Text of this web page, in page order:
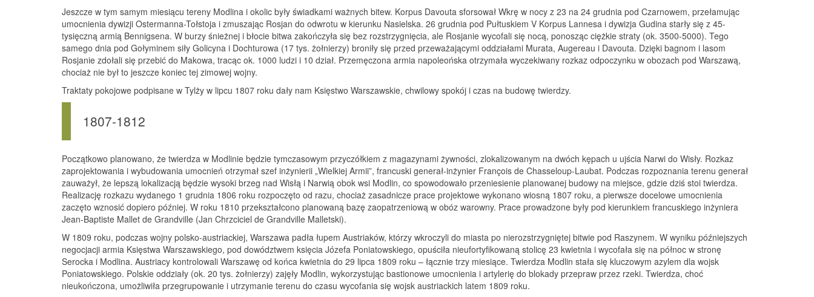
Jeszcze w tym samym miesiącu tereny Modlina i okolic były świadkami ważnych bitew. Korpus Davouta sforsował Wkrę w nocy z 23 na 24 grudnia pod Czarnowem, przełamując
umocnienia dywizji Ostermanna-Tołstoja i zmuszając Rosjan do odwrotu w kierunku Nasielska. 26 grudnia pod Pułtuskiem V Korpus Lannesa i dywizja Gudina starły się z 45-
tysięczną armią Bennigsena. W burzy śnieżnej i błocie bitwa zakończyła się bez rozstrzygnięcia, ale Rosjanie wycofali się nocą, ponosząc ciężkie straty (ok. 3500-5000). Tego
samego dnia pod Gołyminem siły Golicyna i Dochturowa (17 tys. żołnierzy) broniły się przed przeważającymi oddziałami Murata, Augereau i Davouta. Dzięki bagnom i lasom
Rosjanie zdołali się przebić do Makowa, tracąc ok. 1000 ludzi i 10 dział. Przemęczona armia napoleońska otrzymała wyczekiwany rozkaz odpoczynku w obozach pod Warszawą,
chociaż nie był to jeszcze koniec tej zimowej wojny.
Traktaty pokojowe podpisane w Tylży w lipcu 1807 roku dały nam Księstwo Warszawskie, chwilowy spokój i czas na budowę twierdzy.
1807-1812
Początkowo planowano, że twierdza w Modlinie będzie tymczasowym przyczółkiem z magazynami żywności, zlokalizowanym na dwóch kępach u ujścia Narwi do Wisły. Rozkaz
zaprojektowania i wybudowania umocnień otrzymał szef inżynierii „Wielkiej Armii”, francuski generał‑inżynier François de Chasseloup‑Laubat. Podczas rozpoznania terenu generał
zauważył, że lepszą lokalizacją będzie wysoki brzeg nad Wisłą i Narwią obok wsi Modlin, co spowodowało przeniesienie planowanej budowy na miejsce, gdzie dziś stoi twierdza.
Realizację rozkazu wydanego 1 grudnia 1806 roku rozpoczęto od razu, chociaż zasadnicze prace projektowe wykonano wiosną 1807 roku, a pierwsze docelowe umocnienia
zaczęto wznosić dopiero później. W roku 1810 przekształcono planowaną bazę zaopatrzeniową w obóz warowny. Prace prowadzone były pod kierunkiem francuskiego inżyniera
Jean-Baptiste Mallet de Grandville (Jan Chrzciciel de Grandville Malletski).
W 1809 roku, podczas wojny polsko-austriackiej, Warszawa padła łupem Austriaków, którzy wkroczyli do miasta po nierozstrzygniętej bitwie pod Raszynem. W wyniku późniejszych
negocjacji armia Księstwa Warszawskiego, pod dowództwem księcia Józefa Poniatowskiego, opuściła nieufortyfikowaną stolicę 23 kwietnia i wycofała się na północ w stronę
Serocka i Modlina. Austriacy kontrolowali Warszawę od końca kwietnia do 29 lipca 1809 roku – łącznie trzy miesiące. Twierdza Modlin stała się kluczowym azylem dla wojsk
Poniatowskiego. Polskie oddziały (ok. 20 tys. żołnierzy) zajęły Modlin, wykorzystując bastionowe umocnienia i artylerię do blokady przepraw przez rzeki. Twierdza, choć
nieukończona, umożliwiła przegrupowanie i utrzymanie terenu do czasu wycofania się wojsk austriackich latem 1809 roku.